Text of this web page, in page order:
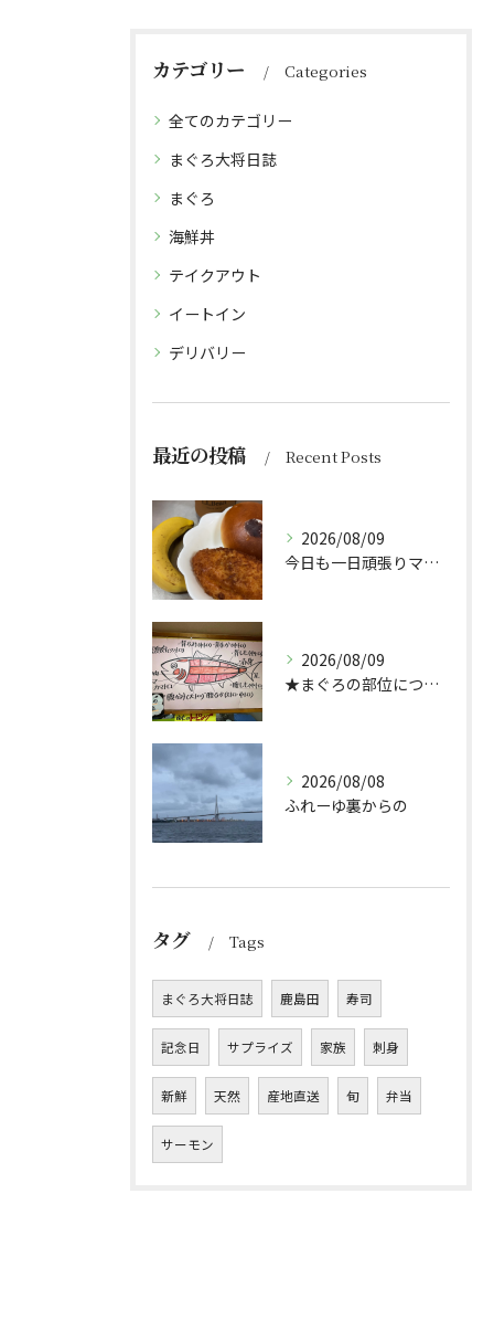
カテゴリー Categories
全てのカテゴリー
まぐろ大将日誌
まぐろ
海鮮丼
テイクアウト
イートイン
デリバリー
最近の投稿 Recent Posts
2026/08/09
今日も一日頑張りマッスル💪
2026/08/09
★まぐろの部位について★
2026/08/08
ふれーゆ裏からの
タグ Tags
まぐろ大将日誌 鹿島田 寿司
記念日 サプライズ 家族 刺身
新鮮 天然 産地直送 旬 弁当
サーモン